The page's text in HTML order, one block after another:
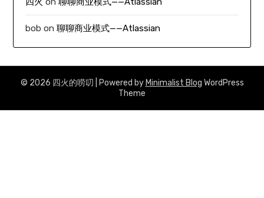
bob on聊聊商业模式——Atlassian
© 2026 四火的唠叨 | Powered by Minimalist Blog WordPress
Theme